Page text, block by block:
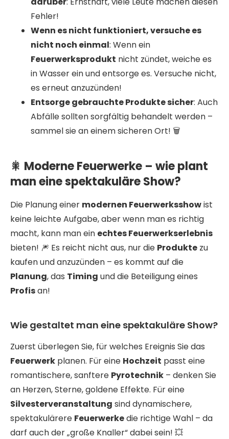
Fehler!
Wenn es nicht funktioniert, versuche es
nicht noch einmal: Wenn ein
Feuerwerksprodukt nicht zündet, weiche es
in Wasser ein und entsorge es. Versuche nicht,
es erneut anzuzünden!
Entsorge gebrauchte Produkte sicher: Auch
Abfälle sollten sorgfältig behandelt werden –
sammel sie an einem sicheren Ort! 🗑️
🎇 Moderne Feuerwerke – wie plant
man eine spektakuläre Show?
Die Planung einer modernen Feuerwerksshowist
keine leichte Aufgabe, aber wenn man es richtig
macht, kann man ein echtes Feuerwerkserlebnis
bieten! 🎆 Es reicht nicht aus, nur die Produkte zu
kaufen und anzuzünden – es kommt auf die
Planung, das Timing und die Beteiligung eines
Profisan!
Wie gestaltet man eine spektakuläre Show?
Zuerst überlegen Sie, für welches Ereignis Sie das
Feuerwerk planen. Für eine Hochzeit passt eine
romantischere, sanftere Pyrotechnik – denken Sie
an Herzen, Sterne, goldene Effekte. Für eine
Silvesterveranstaltung sind dynamischere,
spektakulärere Feuerwerkedie richtige Wahl – da
darf auch der „große Knaller“ dabei sein! 💥